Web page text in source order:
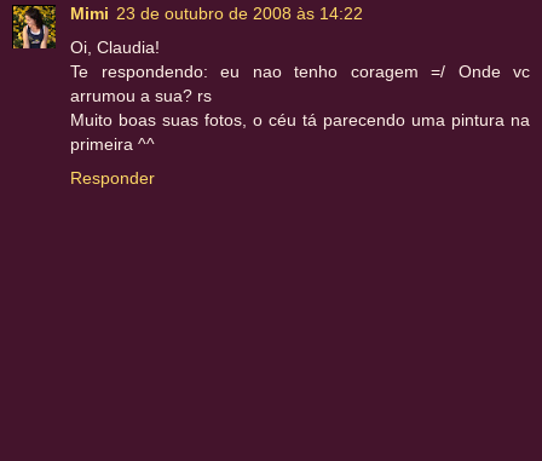
Mimi 23 de outubro de 2008 às 14:22
Oi, Claudia!
Te respondendo: eu nao tenho coragem =/ Onde vc
arrumou a sua? rs
Muito boas suas fotos, o céu tá parecendo uma pintura na
primeira ^^
Responder